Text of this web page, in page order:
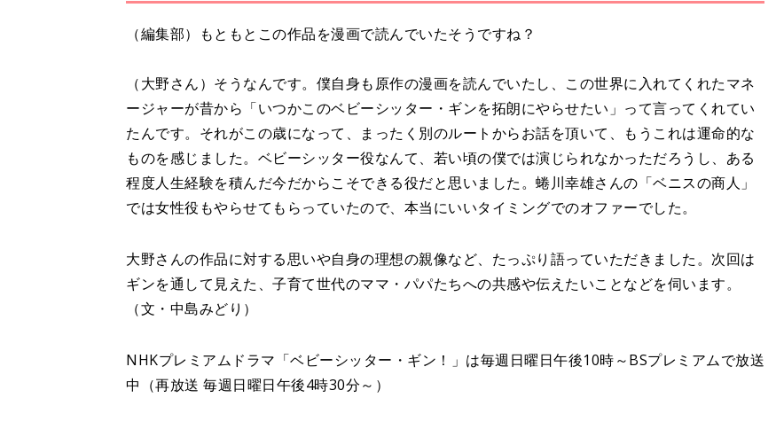
（編集部）もともとこの作品を漫画で読んでいたそうですね？
（大野さん）そうなんです。僕自身も原作の漫画を読んでいたし、この世界に入れてくれたマネ
ージャーが昔から「いつかこのベビーシッター・ギンを拓朗にやらせたい」って言ってくれてい
たんです。それがこの歳になって、まったく別のルートからお話を頂いて、もうこれは運命的な
ものを感じました。ベビーシッター役なんて、若い頃の僕では演じられなかっただろうし、ある
程度人生経験を積んだ今だからこそできる役だと思いました。蜷川幸雄さんの「ベニスの商人」
では女性役もやらせてもらっていたので、本当にいいタイミングでのオファーでした。
大野さんの作品に対する思いや自身の理想の親像など、たっぷり語っていただきました。次回は
ギンを通して見えた、子育て世代のママ・パパたちへの共感や伝えたいことなどを伺います。
（文・中島みどり）
NHKプレミアムドラマ「ベビーシッター・ギン！」は毎週日曜日午後10時～BSプレミアムで放送
中（再放送 毎週日曜日午後4時30分～）